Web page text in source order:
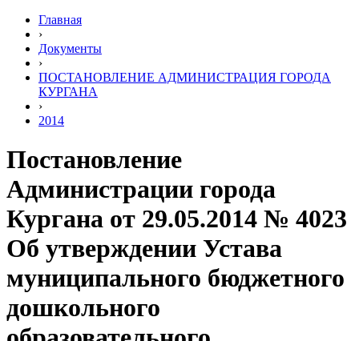
Главная
›
Документы
›
ПОСТАНОВЛЕНИЕ АДМИНИСТРАЦИЯ ГОРОДА
КУРГАНА
›
2014
Постановление
Администрации города
Кургана от 29.05.2014 № 4023
Об утверждении Устава
муниципального бюджетного
дошкольного